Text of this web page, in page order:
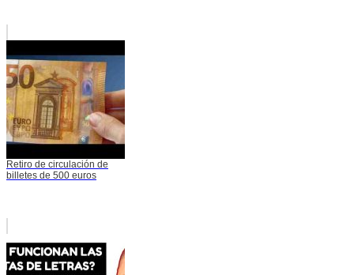
Retiro de circulación de
billetes de 500 euros